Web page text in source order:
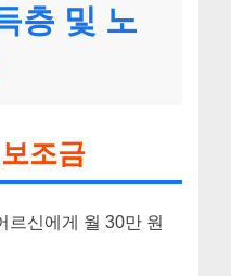
층 및 노
조금
르신에게 월 30만 원